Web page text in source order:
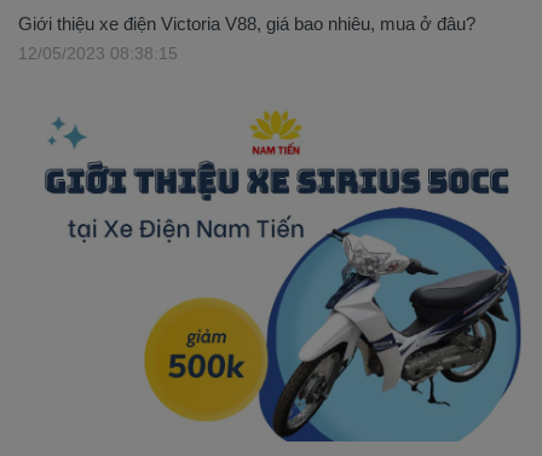
Giới thiệu xe điện Victoria V88, giá bao nhiêu, mua ở đâu?
12/05/2023 08:38:15